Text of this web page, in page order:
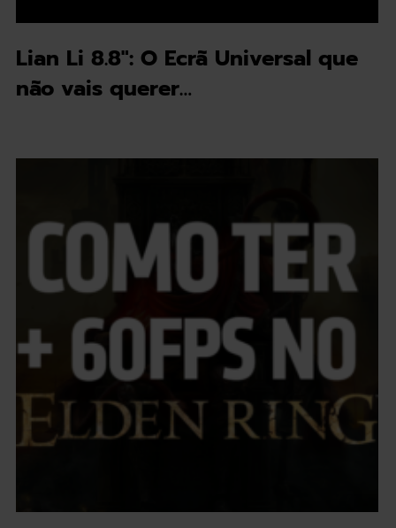
Lian Li 8.8": O Ecrã Universal que
não vais querer…